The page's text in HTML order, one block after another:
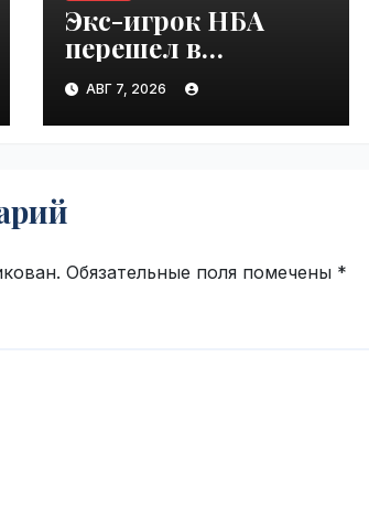
Экс-игрок НБА
перешел в
"Локомотив-
Кубань" |
VseTime.ru
АВГ 7, 2026
Обязательные поля помечены *